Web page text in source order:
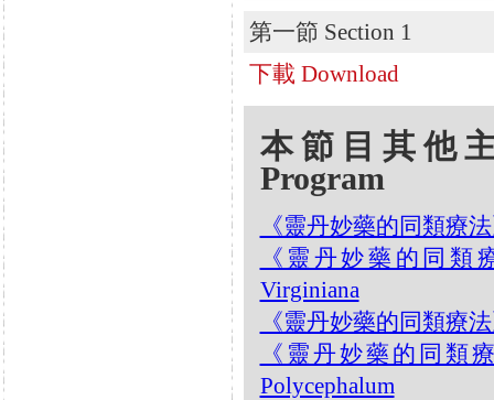
第一節 Section 1
下載 Download
本節目其他
Program
《靈丹妙藥的同類療
《靈丹妙藥的同類
Virginiana
《靈丹妙藥的同類療
《靈丹妙藥的同類
Polycephalum